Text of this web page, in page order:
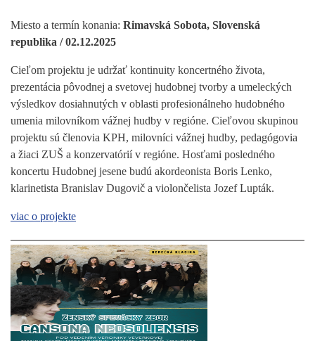
Miesto a termín konania: Rimavská Sobota, Slovenská
republika / 02.12.2025
Cieľom projektu je udržať kontinuity koncertného života,
prezentácia pôvodnej a svetovej hudobnej tvorby a umeleckých
výsledkov dosiahnutých v oblasti profesionálneho hudobného
umenia milovníkom vážnej hudby v regióne. Cieľovou skupinou
projektu sú členovia KPH, milovníci vážnej hudby, pedagógovia
a žiaci ZUŠ a konzervatórií v regióne. Hosťami posledného
koncertu Hudobnej jesene budú akordeonista Boris Lenko,
klarinetista Branislav Dugovič a violončelista Jozef Lupták.
viac o projekte